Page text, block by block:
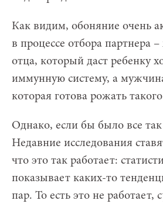
Как видим, обоняние очень
в процессе отбора партнера
отца, который даст ребенку
иммунную систему, а
которая готова рожать
Однако, если бы было все так
Недавние исследования
что это так работает:
показывает каких-то
пар. То есть это не работает,